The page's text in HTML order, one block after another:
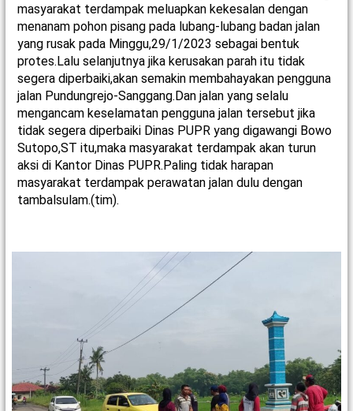
masyarakat terdampak meluapkan kekesalan dengan
menanam pohon pisang pada lubang-lubang badan jalan
yang rusak pada Minggu,29/1/2023 sebagai bentuk
protes.Lalu selanjutnya jika kerusakan parah itu tidak
segera diperbaiki,akan semakin membahayakan pengguna
jalan Pundungrejo-Sanggang.Dan jalan yang selalu
mengancam keselamatan pengguna jalan tersebut jika
tidak segera diperbaiki Dinas PUPR yang digawangi Bowo
Sutopo,ST itu,maka masyarakat terdampak akan turun
aksi di Kantor Dinas PUPR.Paling tidak harapan
masyarakat terdampak perawatan jalan dulu dengan
tambalsulam.(tim).